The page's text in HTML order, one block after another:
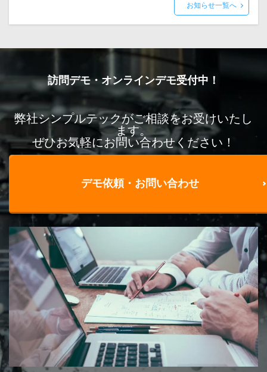
お知らせ一覧へ
訪問デモ・オンラインデモ受付中！
弊社シンプルテックがご相談をお受けいたし
ます。
ぜひお気軽にお問い合わせください！
デモ依頼・お問い合わせ